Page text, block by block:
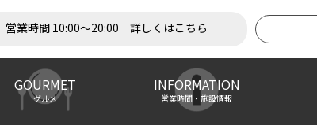
営業時間 10:00～20:00 詳しくはこちら
GOURMET
グルメ
INFORMATION
営業時間・施設情報